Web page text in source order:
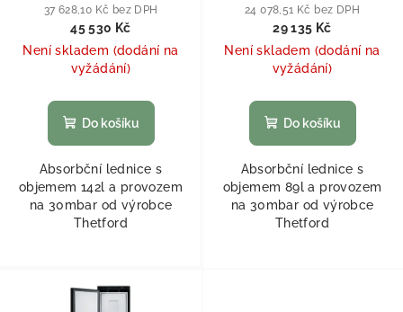
37 628,10 Kč bez DPH
45 530 Kč
Není skladem (dodání na
vyžádání)
Do košíku
Absorbční lednice s
objemem 142l a provozem
na 30mbar od výrobce
Thetford
24 078,51 Kč bez DPH
29 135 Kč
Není skladem (dodání na
vyžádání)
Do košíku
Absorbční lednice s
objemem 89l a provozem
na 30mbar od výrobce
Thetford